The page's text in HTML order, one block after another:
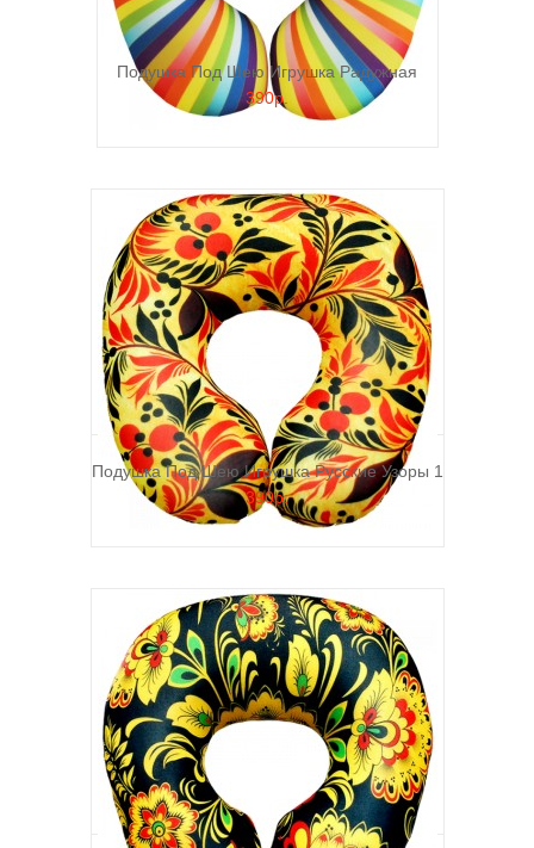
Подушка Под Шею Игрушка Радужная
390р.
Подушка Под Шею Игрушка Русские Узоры 1
390р.